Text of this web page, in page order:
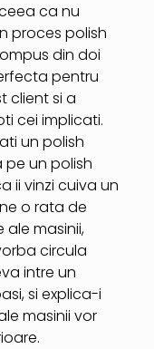
ca nu
proces polish
din doi
pentru
client si a
cei implicati.
un polish
pe un polish
ii vinzi cuiva un
o rata de
ale masinii,
circula
intre un
si explica-i
masinii vor